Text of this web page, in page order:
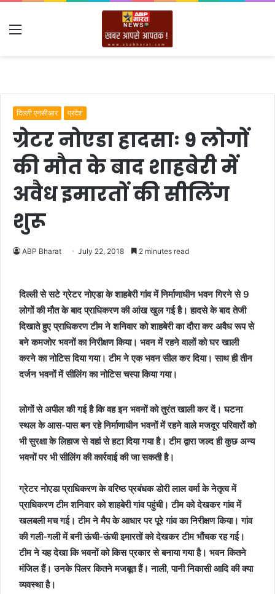
Menu
दिल्ली एनसीआर प्रदेश
ग्रेटर नोएडा हादसाः 9 लोगों
की मौत के बाद शाहबेरी में
अवैध इमारतों की सीलिंग
शुरू
ABP Bharat July 22, 2018 2 minutes read
दिल्ली से सटे ग्रेटर नोएडा के शाहबेरी गांव में निर्माणाधीन भवन गिरने से 9
लोगों की मौत के बाद प्राधिकरण की आंख खुल गई है। हादसे के बाद तेजी
दिखाते हुए प्राधिकरण टीम ने शनिवार को शाहबेरी का दौरा कर अवैध रूप से
बने कमजोर भवनों का निरीक्षण किया। भवन में रहने वालों को घर खाली
करने का नोटिस दिया गया। टीम ने एक भवन सील कर दिया। साथ ही तीन
दर्जन भवनों में सीलिंग का नोटिस चस्पा किया गया।
लोगों से अपील की गई है कि वह इन भवनों को तुरंत खाली कर दें। घटना
स्थल के आस-पास बन रहे निर्माणाधीन भवनों में रहने वाले मजदूर परिवारों को
भी सुरक्षा के लिहाज से वहां से हटा दिया गया है। टीम द्वारा जल्द ही कुछ अन्य
भवनों पर भी सीलिंग की कार्रवाई की जा सकती है।
ग्रेटर नोएडा प्राधिकरण के वरिष्ठ प्रबंधक डोरी लाल वर्मा के नेतृत्व में
प्राधिकरण टीम शनिवार को शाहबेरी गांव पहुंची। टीम को देखकर गांव में
खलबली मच गई। टीम ने मैप के आधार पर पूरे गांव का निरीक्षण किया। गांव
की गली-गली में बनी ऊंची-ऊंची इमारतों को देखकर टीम भौंचक रह गई।
टीम ने यह देखा कि भवनों को किस प्रकार से बनाया गया है। भवन कितने
मंजिल हैं। उनके पिलर कितने मजबूत हैं। नाली, पानी निकासी आदि की क्या
व्यवस्था है।